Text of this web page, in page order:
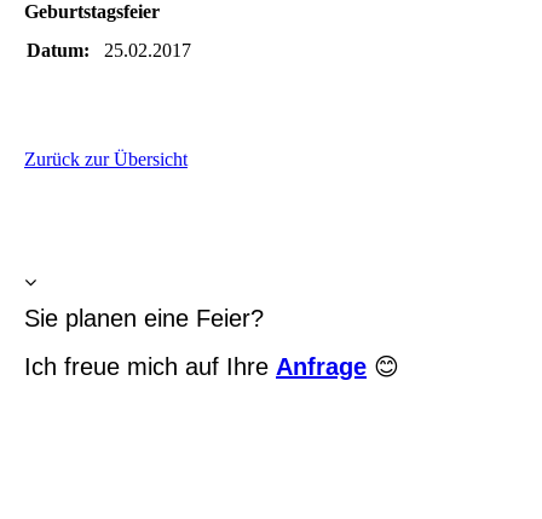
Geburtstagsfeier
Datum:
25.02.2017
Zurück zur Übersicht
Sie planen eine Feier?
Ich freue mich auf Ihre Anfrage 😊